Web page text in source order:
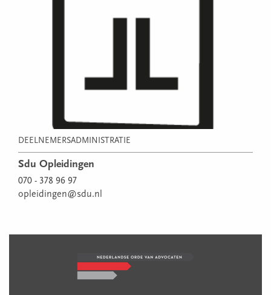
DEELNEMERSADMINISTRATIE
Sdu Opleidingen
070 - 378 96 97
opleidingen@sdu.nl